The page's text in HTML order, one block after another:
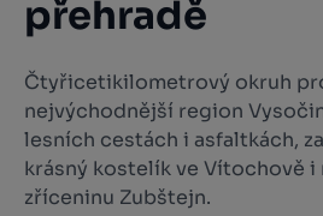
přehradě
Čtyřicetikilometrový okruh
nejvýchodnější region
lesních cestách i asfaltkách,
krásný kostelík ve Vítochově i
zříceninu Zubštejn.